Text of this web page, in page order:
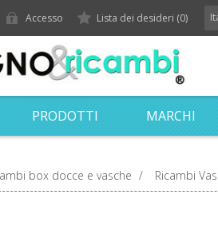
Accesso Lista dei desideri (0)
PRODOTTI MARCHI
box docce e vasche / Ricambi